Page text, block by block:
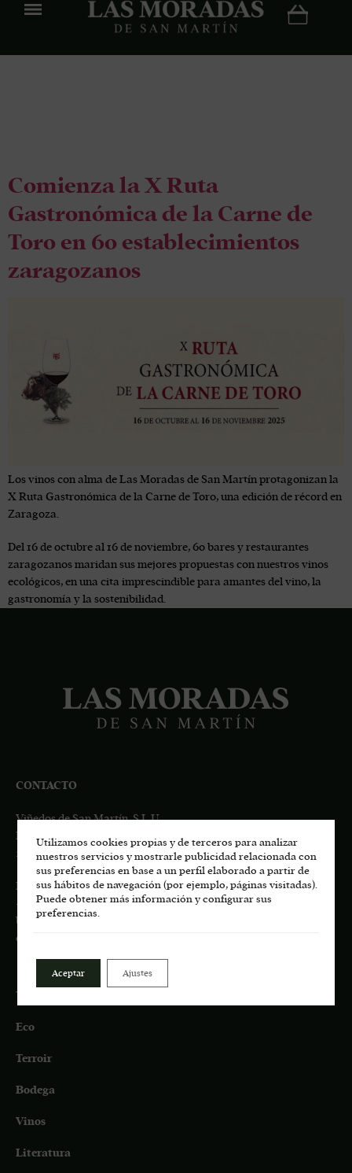
Comienza la X Ruta
Gastronómica de la Carne de
Toro en 60 establecimientos
zaragozanos
Los vinos con alma de Las Moradas de San Martín protagonizan la
X Ruta Gastronómica de la Carne de Toro, una edición de récord en
Zaragoza.
Del 16 de octubre al 16 de noviembre, 60 bares y restaurantes
zaragozanos maridan sus mejores propuestas con nuestros vinos
ecológicos, en una cita imprescindible para amantes del vino, la
gastronomía y la sostenibilidad.
CONTACTO
Viñedos de San Martín, S.L.U.
Pago de Los Castillejos, Ctra. M-541 Km 4,7
28680 San Martín de Valdeiglesias, MADRID
Información general:
+34
617 00 75 77
bodega.lasmoradas@grupoenate.es
enoturismo.lasmoradas@grupoenate.es
Tienda
Eco
Terroir
Bodega
Vinos
Literatura
Utilizamos cookies propias y de terceros para analizar
nuestros servicios y mostrarle publicidad relacionada con
sus preferencias en base a un perfil elaborado a partir de
sus hábitos de navegación (por ejemplo, páginas visitadas).
Puede obtener más información y configurar sus
preferencias.
Aceptar Ajustes